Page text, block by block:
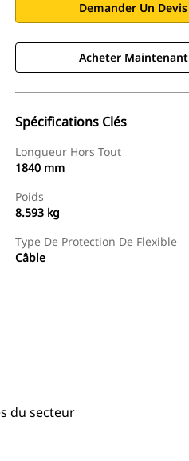
Demander Un Devis
Acheter Maintenant
Spécifications Clés
Longueur Hors Tout
1840 mm
Poids
8.593 kg
Type De Protection De Flexible
Câble
du secteur